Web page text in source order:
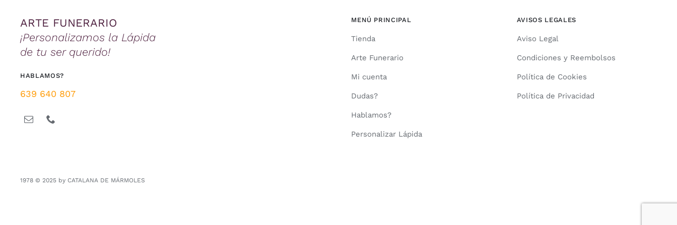
ARTE FUNERARIO
¡Personalizamos la Lápida
de tu ser querido!
HABLAMOS?
639 640 807
MENÚ PRINCIPAL
Tienda
Arte Funerario
Mi cuenta
Dudas?
Hablamos?
Personalizar Lápida
AVISOS LEGALES
Aviso Legal
Condiciones y Reembolsos
Política de Cookies
Política de Privacidad
1978 © 2025 by CATALANA DE MÁRMOLES